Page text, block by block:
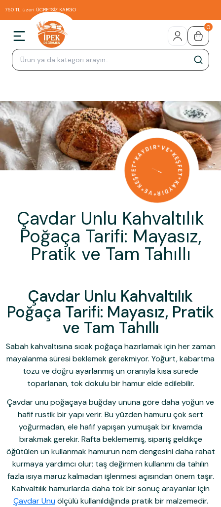
750 TL üzeri ÜCRETSİZ KARGO
0
Çavdar Unlu Kahvaltılık
Poğaça Tarifi: Mayasız,
Pratik ve Tam Tahıllı
Çavdar Unlu Kahvaltılık
Poğaça Tarifi: Mayasız, Pratik
ve Tam Tahıllı
Sabah kahvaltısına sıcak poğaça hazırlamak için her zaman
mayalanma süresi beklemek gerekmiyor. Yoğurt, kabartma
tozu ve doğru ayarlanmış un oranıyla kısa sürede
toparlanan, tok dokulu bir hamur elde edilebilir.
Çavdar unu poğaçaya buğday ununa göre daha yoğun ve
hafif rustik bir yapı verir. Bu yüzden hamuru çok sert
yoğurmadan, ele hafif yapışan yumuşak bir kıvamda
bırakmak gerekir. Rafta beklememiş, sipariş geldikçe
öğütülen un kullanmak hamurun nem dengesini daha rahat
kurmaya yardımcı olur; taş değirmen kullanımı da tahılın
fazla ısıya maruz kalmadan işlenmesi açısından önem taşır.
Kahvaltılık hamurlarda daha tok bir sonuç arayanlar için
Çavdar Unuölçülü kullanıldığında pratik bir malzemedir.